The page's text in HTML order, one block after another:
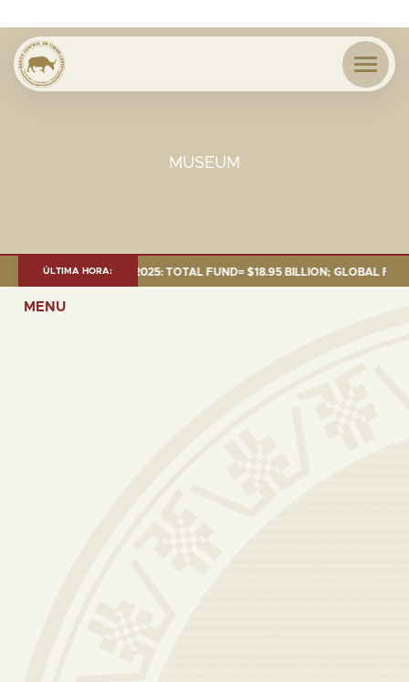
MUSEUM
ÚLTIMA HORA:
AS OF 30 SEP. 2025: TOTAL FUND= $18.95 BILLION; GLOBAL
MENU